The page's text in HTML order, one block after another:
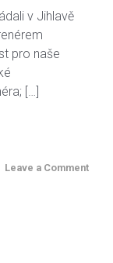
v Jihlavě
pro naše
[…]
Leave a Comment